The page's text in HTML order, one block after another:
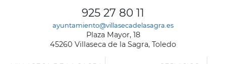
925 27 80 11
ayuntamiento@villasecadelasagra.es
Plaza Mayor, 18
45260 Villaseca de la Sagra, Toledo